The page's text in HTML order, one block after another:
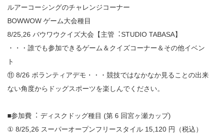
ルアーコーシングのチャレンジコーナー
BOWWOW ゲーム大会種目
8/25,26 バウワウクイズ大会【主管︓STUDIO TABASA】
・・・誰でも参加できるゲーム＆クイズコーナー＆その他イベン
ト
⑪ 8/26 ボランティアデモ・・・競技ではなかなか⾒ることの出来
ない角度からドッグスポーツを楽しんでください。
■参加費︓ ディスクドッグ種目 (第 6 回宮ヶ瀬カップ)
① 8/25,26 スーパーオープンフリースタイル 15,120 円（税込）